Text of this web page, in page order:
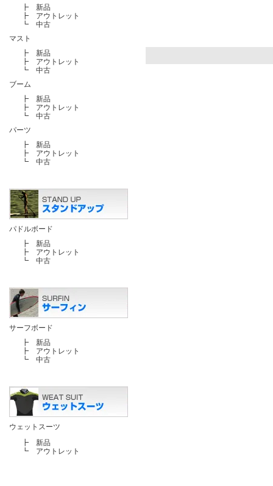
┣ 新品
┣ アウトレット
┗ 中古
マスト
┣ 新品
┣ アウトレット
┗ 中古
ブーム
┣ 新品
┣ アウトレット
┗ 中古
パーツ
┣ 新品
┣ アウトレット
┗ 中古
パドルボード
┣ 新品
┣ アウトレット
┗ 中古
サーフボード
┣ 新品
┣ アウトレット
┗ 中古
ウェットスーツ
┣ 新品
┗ アウトレット